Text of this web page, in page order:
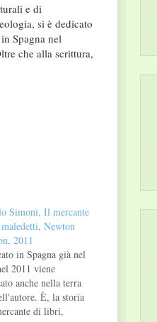
e di
si è dedicato
Spagna nel
che alla scrittura,
Simoni, Il mercante
Newton
2011
in Spagna già nel
2011 viene
anche nella terra
È, la storia
di libri,